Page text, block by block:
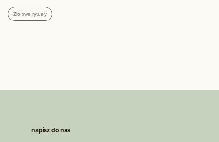
Ziołowe rytuały
napisz do nas